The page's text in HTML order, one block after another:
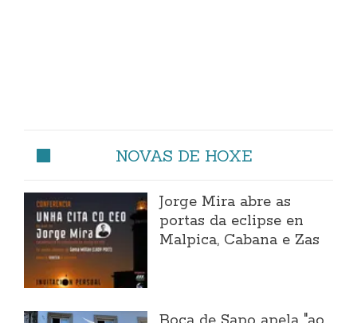
NOVAS DE HOXE
Jorge Mira abre as
portas da eclipse en
Malpica, Cabana e Zas